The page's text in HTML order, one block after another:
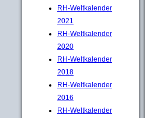
RH-Weltkalender
2021
RH-Weltkalender
2020
RH-Weltkalender
2018
RH-Weltkalender
2016
RH-Weltkalender